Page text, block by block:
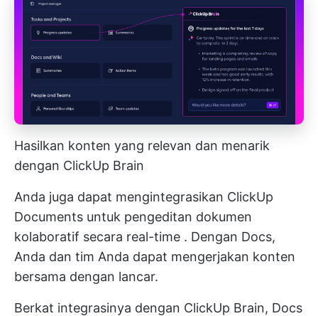
Hasilkan konten yang relevan dan menarik
dengan ClickUp Brain
Anda juga dapat mengintegrasikan ClickUp
Documents untuk pengeditan dokumen
kolaboratif secara real-time . Dengan Docs,
Anda dan tim Anda dapat mengerjakan konten
bersama dengan lancar.
Berkat integrasinya dengan ClickUp Brain, Docs